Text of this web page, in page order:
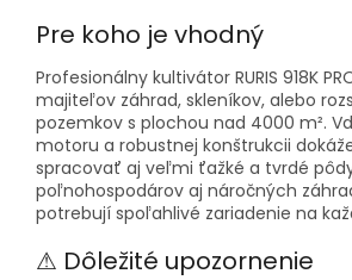
Pre koho je vhodný
Profesionálny kultivátor RURIS 918K
majiteľov záhrad, skleníkov, alebo
pozemkov s plochou nad 4000 m².
motoru a robustnej konštrukcii
spracovať aj veľmi ťažké a tvrdé
poľnohospodárov aj náročných
potrebují spoľahlivé zariadenie na
⚠ Dôležité upozornenie